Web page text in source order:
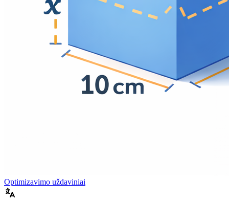
Optimizavimo uždaviniai